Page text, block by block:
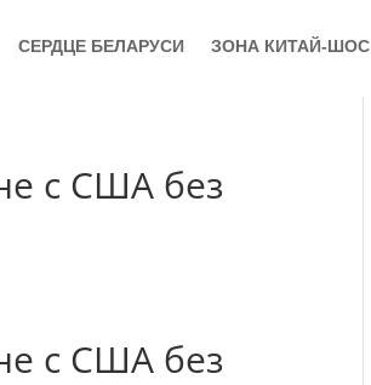
СЕРДЦЕ БЕЛАРУСИ ЗОНА КИТАЙ-ШОС
с США без
с США без